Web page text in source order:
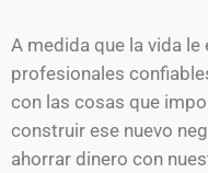
A medida que la vida
profesionales
con las cosas que
construir ese nuevo
ahorrar dinero con